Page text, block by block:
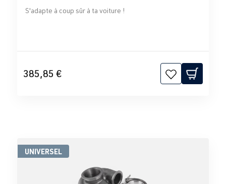
S'adapte à coup sûr à ta voiture !
385,85 €
UNIVERSEL